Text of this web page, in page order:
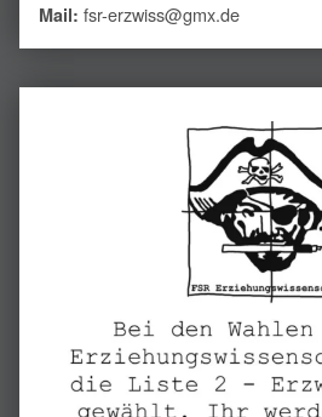
Mail: fsr-erzwiss@gmx.de